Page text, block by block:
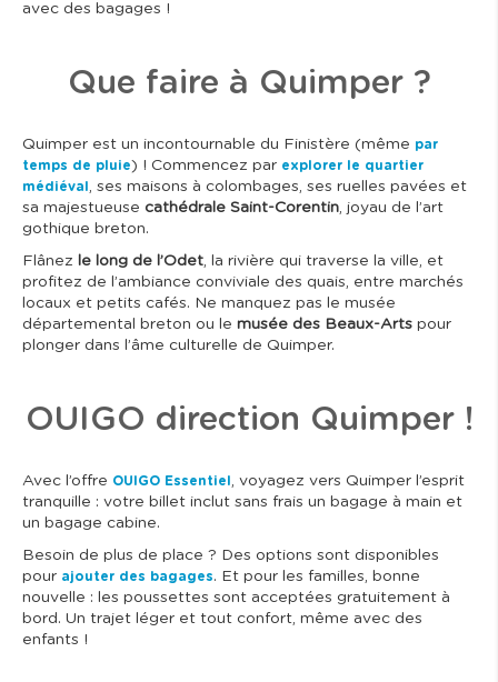
avec des bagages !
Que faire à Quimper ?
Quimper est un incontournable du Finistère (même par
temps de pluie) ! Commencez par explorer le quartier
médiéval, ses maisons à colombages, ses ruelles pavées et
sa majestueuse cathédrale Saint-Corentin, joyau de l’art
gothique breton.
Flânez le long de l’Odet, la rivière qui traverse la ville, et
profitez de l’ambiance conviviale des quais, entre marchés
locaux et petits cafés. Ne manquez pas le musée
départemental breton ou le musée des Beaux-Arts pour
plonger dans l’âme culturelle de Quimper.
OUIGO direction Quimper !
Avec l’offre OUIGO Essentiel, voyagez vers Quimper l’esprit
tranquille : votre billet inclut sans frais un bagage à main et
un bagage cabine.
Besoin de plus de place ? Des options sont disponibles
pour ajouter des bagages. Et pour les familles, bonne
nouvelle : les poussettes sont acceptées gratuitement à
bord. Un trajet léger et tout confort, même avec des
enfants !